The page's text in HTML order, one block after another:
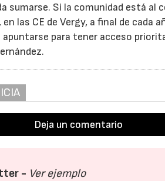
sumarse. Si la comunidad está al
las CE de Vergy, a final de cada
para tener acceso
Deja un comentario
- Ver ejemplo